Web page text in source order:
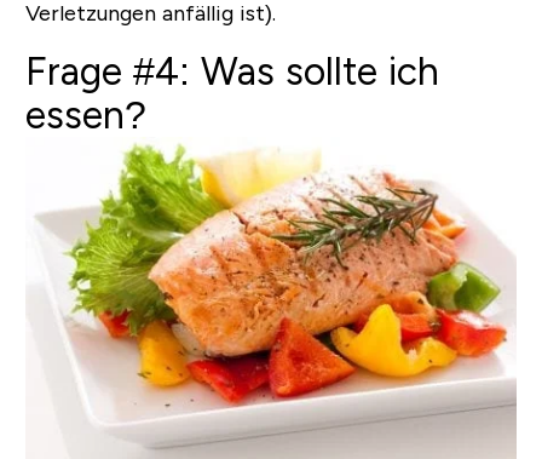
Verletzungen anfällig ist).
Frage #4: Was sollte ich
essen?